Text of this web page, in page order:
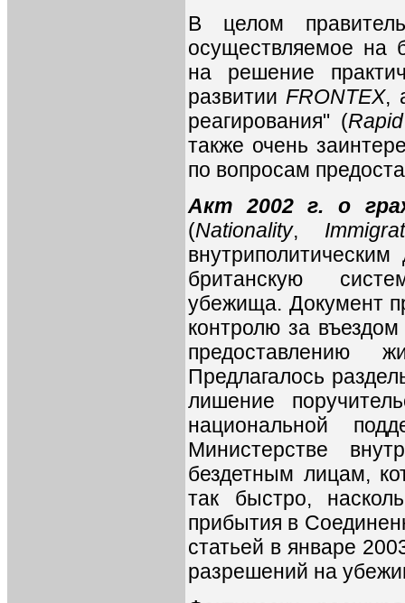
В целом
осуществляемое на
на решение
развитии FRONTEX,
реагирования" (
также очень
по вопросам
Акт 2002 г. о
(Nationality,
британскую
убежища. Документ
контролю за
предоставлению
Предлагалось
лишение
национальной
Министерстве
бездетным лицам,
так быстро,
прибытия в
статьей в январе
разрешений на